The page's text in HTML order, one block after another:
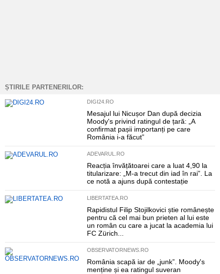
ȘTIRILE PARTENERILOR:
DIGI24.RO
Mesajul lui Nicușor Dan după decizia
Moody's privind ratingul de țară: „A
confirmat pașii importanți pe care
România i-a făcut”
ADEVARUL.RO
Reacția învățătoarei care a luat 4,90 la
titularizare: „M-a trecut din iad în rai”. La
ce notă a ajuns după contestație
LIBERTATEA.RO
Rapidistul Filip Stojilkovici știe românește
pentru că cel mai bun prieten al lui este
un român cu care a jucat la academia lui
FC Zürich...
OBSERVATORNEWS.RO
România scapă iar de „junk”. Moody's
menține și ea ratingul suveran